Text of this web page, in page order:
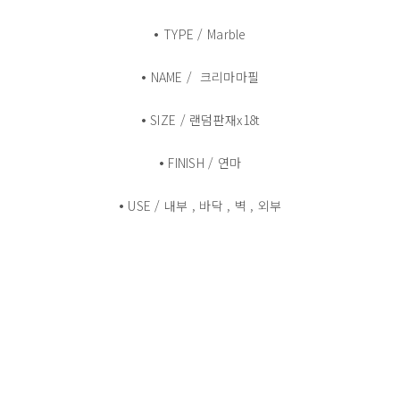
• TYPE / Marble
• NAME / 크리마마필
•SIZE / 랜덤판재x18t
• FINISH / 연마
• USE / 내부 , 바닥 , 벽 , 외부